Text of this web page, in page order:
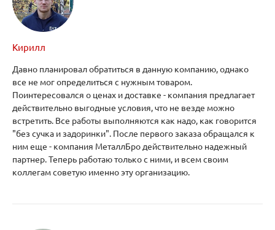
Кирилл
Давно планировал обратиться в данную компанию, однако
все не мог определиться с нужным товаром.
Поинтересовался о ценах и доставке - компания предлагает
действительно выгодные условия, что не везде можно
встретить. Все работы выполняются как надо, как говорится
"без сучка и задоринки". После первого заказа обращался к
ним еще - компания МеталлБро действительно надежный
партнер. Теперь работаю только с ними, и всем своим
коллегам советую именно эту организацию.